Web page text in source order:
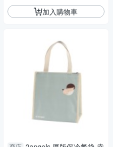
加入購物車